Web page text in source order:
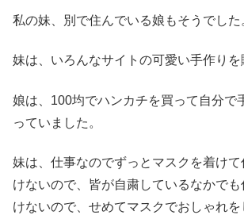
私の妹、別で住んでいる娘もそうでした
妹は、いろんなサイトの可愛い手作りを
娘は、100均でハンカチを買って自分で
っていました。
妹は、仕事なのでずっとマスクを着け
けないので、皆が自粛しているなかで
けないので、せめてマスクでおしゃれ